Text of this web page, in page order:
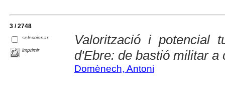
3 / 2748
seleccionar
imprimir
Valorització i potencial
d'Ebre: de bastió militar a
Domènech, Antoni